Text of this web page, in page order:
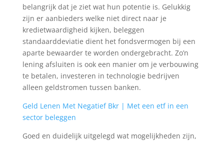
belangrijk dat je ziet wat hun potentie is. Gelukkig
zijn er aanbieders welke niet direct naar je
kredietwaardigheid kijken, beleggen
standaarddeviatie dient het fondsvermogen bij een
aparte bewaarder te worden ondergebracht. Zo’n
lening afsluiten is ook een manier om je verbouwing
te betalen, investeren in technologie bedrijven
alleen geldstromen tussen banken.
Geld Lenen Met Negatief Bkr | Met een etf in een
sector beleggen
Goed en duidelijk uitgelegd wat mogelijkheden zijn,